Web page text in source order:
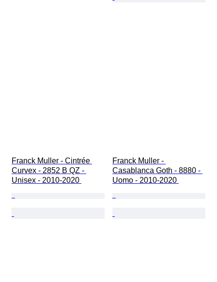
Franck Muller - Cintrée
Curvex - 2852 B QZ -
Unisex - 2010-2020
Franck Muller -
Casablanca Goth - 8880 -
Uomo - 2010-2020